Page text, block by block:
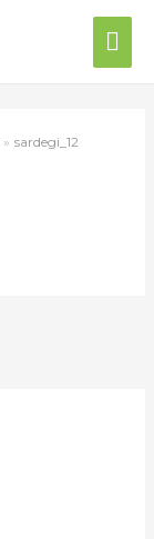
sardegi_12